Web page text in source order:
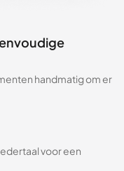
handmatig om er
voor een